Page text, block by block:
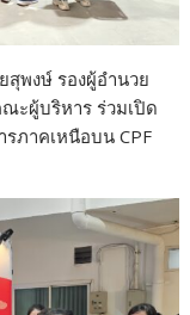
สุพงษ์ รองผู้อำนวย
ะผู้บริหาร ร่วมเปิด
ภาคเหนือบน CPF